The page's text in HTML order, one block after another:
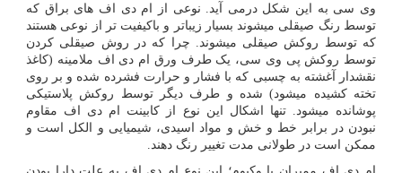
وی سی به این شکل درمی­ آید. نوعی از ام دی اف های براق که
توسط رنگ صیقلی می­شوند بسیار زیباتر و باکیفیت ­تر از نوعی هستند
که توسط روکش صیقلی می­شوند. چرا که در روش صیقلی کردن
توسط روکش پی وی سی، یک طرف ورق ام دی اف ملامینه (کاغذ
نقش­دار آغشته به چسبی که با فشار و حرارت فشرده شده و بر روی
تخته کشیده می­شود) شده و طرف دیگر توسط روکش پلاستیکی
پوشانده می­شود. تنها اشکال این نوع از کابینت ام دی اف مقاوم
نبودن در برابر خط و خش و مواد اسیدی، شیمیایی و الکل است و
ممکن است در طولانی مدت تغییر رنگ دهند.